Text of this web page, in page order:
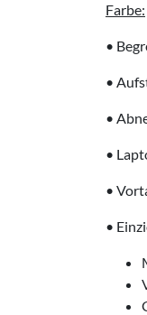
Farbe:
•
•
•
•
•
•